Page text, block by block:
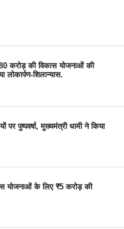
करोड़ की विकास योजनाओं की
लोकार्पण-शिलान्यास.
पर पुष्पवर्षा, मुख्यमंत्री धामी ने किया
योजनाओं के लिए ₹5 करोड़ की